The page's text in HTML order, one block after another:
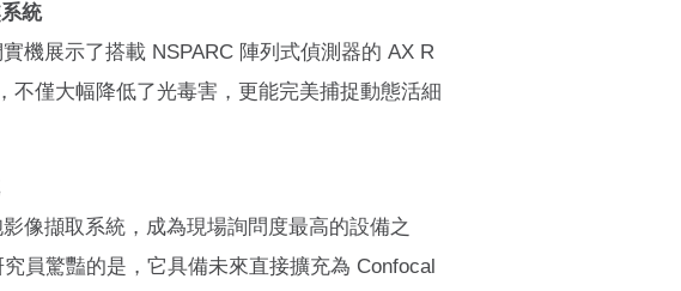
統
機展示了搭載 NSPARC 陣列式偵測器的 AX R
僅大幅降低了光毒害，更能完美捕捉動態活細
像擷取系統，成為現場詢問度最高的設備之
員驚豔的是，它具備未來直接擴充為 Confocal